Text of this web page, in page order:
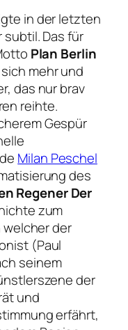
in der letzten
Das für
Plan Berlin
mehr und
das nur brav
reihte.
Gespür
Milan Peschel
des
Regener Der
zum
welcher der
(Paul
seinem
der
und
erfährt,